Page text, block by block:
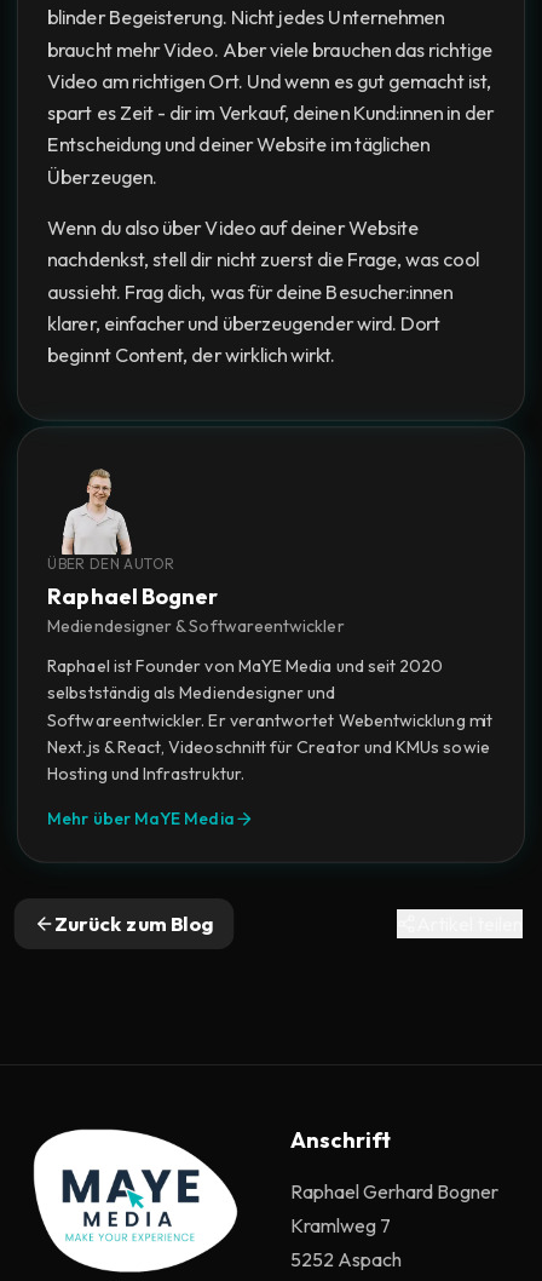
blinder Begeisterung. Nicht jedes Unternehmen
braucht mehr Video. Aber viele brauchen das richtige
Video am richtigen Ort. Und wenn es gut gemacht ist,
spart es Zeit - dir im Verkauf, deinen Kund:innen in der
Entscheidung und deiner Website im täglichen
Überzeugen.
Wenn du also über Video auf deiner Website
nachdenkst, stell dir nicht zuerst die Frage, was cool
aussieht. Frag dich, was für deine Besucher:innen
klarer, einfacher und überzeugender wird. Dort
beginnt Content, der wirklich wirkt.
ÜBER DEN AUTOR
Raphael Bogner
Mediendesigner & Softwareentwickler
Raphael ist Founder von MaYE Media und seit 2020
selbstständig als Mediendesigner und
Softwareentwickler. Er verantwortet Webentwicklung mit
Next.js & React, Videoschnitt für Creator und KMUs sowie
Hosting und Infrastruktur.
Mehr über MaYE Media
Zurück zum Blog
Anschrift
Raphael Gerhard Bogner
Kramlweg 7
5252 Aspach